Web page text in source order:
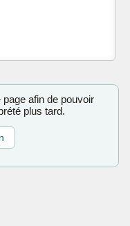
afin de pouvoir
plus tard.